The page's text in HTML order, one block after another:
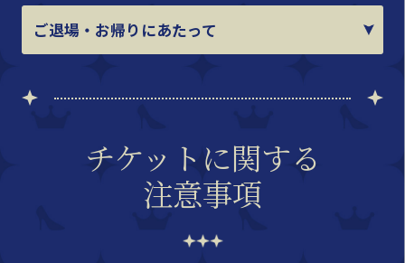
ご退場・お帰りにあたって
チケットに関する
注意事項